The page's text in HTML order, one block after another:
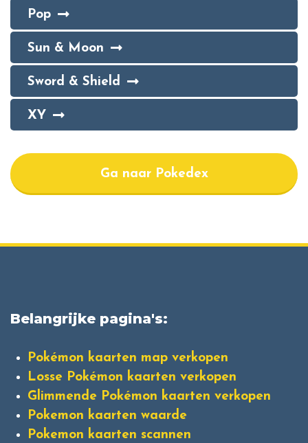
Pop
Sun & Moon
Sword & Shield
XY
Ga naar Pokedex
Belangrijke pagina's:
Pokémon kaarten map verkopen
Losse Pokémon kaarten verkopen
Glimmende Pokémon kaarten verkopen
Pokemon kaarten waarde
Pokemon kaarten scannen